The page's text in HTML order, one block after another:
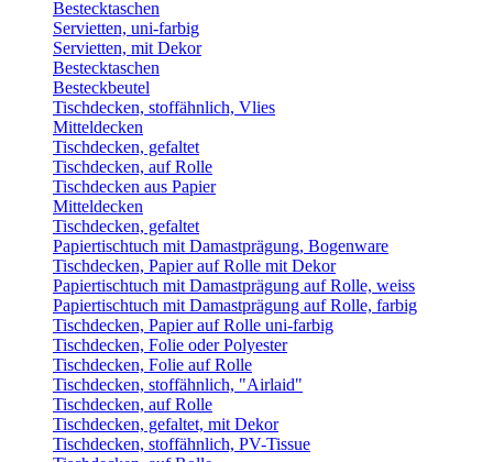
Bestecktaschen
Servietten, uni-farbig
Servietten, mit Dekor
Bestecktaschen
Besteckbeutel
Tischdecken, stoffähnlich, Vlies
Mitteldecken
Tischdecken, gefaltet
Tischdecken, auf Rolle
Tischdecken aus Papier
Mitteldecken
Tischdecken, gefaltet
Papiertischtuch mit Damastprägung, Bogenware
Tischdecken, Papier auf Rolle mit Dekor
Papiertischtuch mit Damastprägung auf Rolle, weiss
Papiertischtuch mit Damastprägung auf Rolle, farbig
Tischdecken, Papier auf Rolle uni-farbig
Tischdecken, Folie oder Polyester
Tischdecken, Folie auf Rolle
Tischdecken, stoffähnlich, "Airlaid"
Tischdecken, auf Rolle
Tischdecken, gefaltet, mit Dekor
Tischdecken, stoffähnlich, PV-Tissue